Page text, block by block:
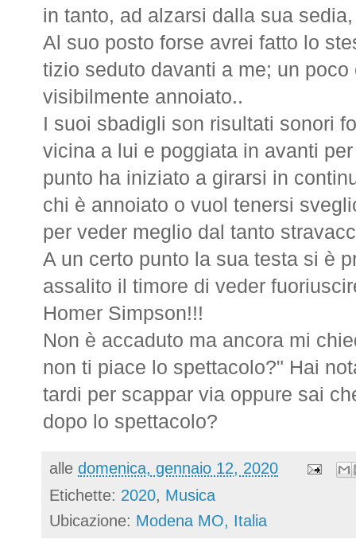
in tanto, ad alzarsi dalla sua
Al suo posto forse avrei fatto lo
tizio seduto davanti a me; un
visibilmente annoiato..
I suoi sbadigli son risultati sonori
vicina a lui e poggiata in avanti
punto ha iniziato a girarsi in
chi è annoiato o vuol tenersi
per veder meglio dal tanto
A un certo punto la sua testa si è
assalito il timore di veder
Homer Simpson!!!
Non è accaduto ma ancora mi
non ti piace lo spettacolo?" Hai
tardi per scappar via oppure sai
dopo lo spettacolo?
alle domenica, gennaio 12, 2020
Etichette: 2020, Musica
Ubicazione: Modena MO, Italia